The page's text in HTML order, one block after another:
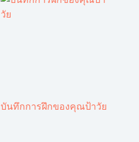
บันทึกการฝึกของคุณป้าวัย